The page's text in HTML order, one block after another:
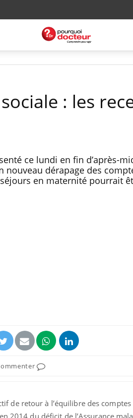
: les
ce lundi en fin d’après-
nouveau dérapage des
en maternité pourrait
de retour à l’équilibre des
2014 du déficit de l’Assurance
exercices physiques ?
Comment éviter une otite
pendant les vacances ?